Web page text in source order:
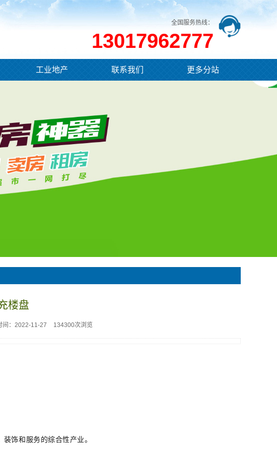
全国服务热线：
13017962777
工业地产 联系我们 更多分站
楼盘
间：2022-11-27 134300次浏览
饰和服务的综合性产业。